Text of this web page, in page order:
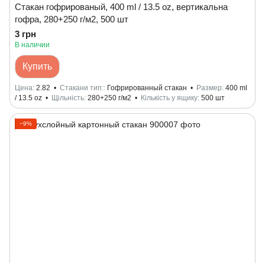
Стакан гофрированый, 400 ml / 13.5 oz, вертикальна
гофра, 280+250 г/м2, 500 шт
3 грн
В наличии
Купить
Цена 2.82 Стакани тип: Гофрированный стакан Размер 400 ml
/ 13.5 oz
Щільність 280+250 г/м2 Кількість у ящику 500 шт
−9%